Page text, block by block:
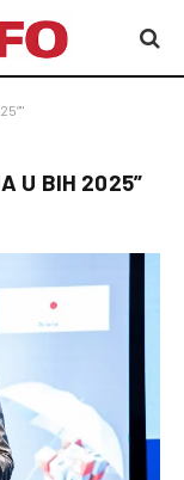
U BIH 2025”